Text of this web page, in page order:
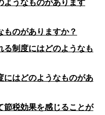
ようなものがあります
ものがありますか？
る制度にはどのようなも
にはどのようなものがあ
節税効果を感じることが